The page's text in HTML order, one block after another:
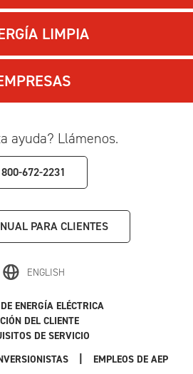
LIMPIA
ayuda? Llámenos.
800-672-2231
PARA CLIENTES
ENGLISH
EMPLEOS DE AEP
ENERGÍA ELÉCTRICA
DEL CLIENTE
DE SERVICIO